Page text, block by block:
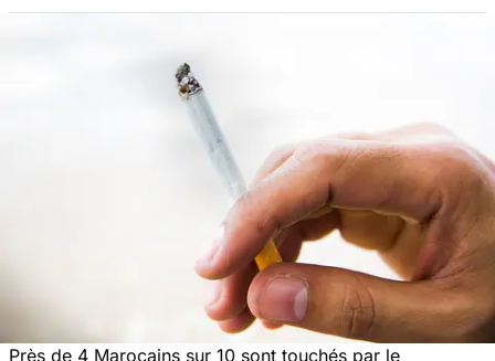
Près de 4 Marocains sur 10 sont touchés par le